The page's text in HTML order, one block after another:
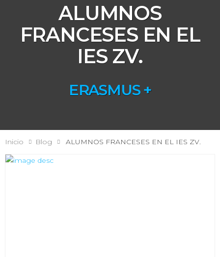
ALUMNOS
FRANCESES EN EL
IES ZV.
ERASMUS +
Inicio Blog ALUMNOS FRANCESES EN EL IES ZV.